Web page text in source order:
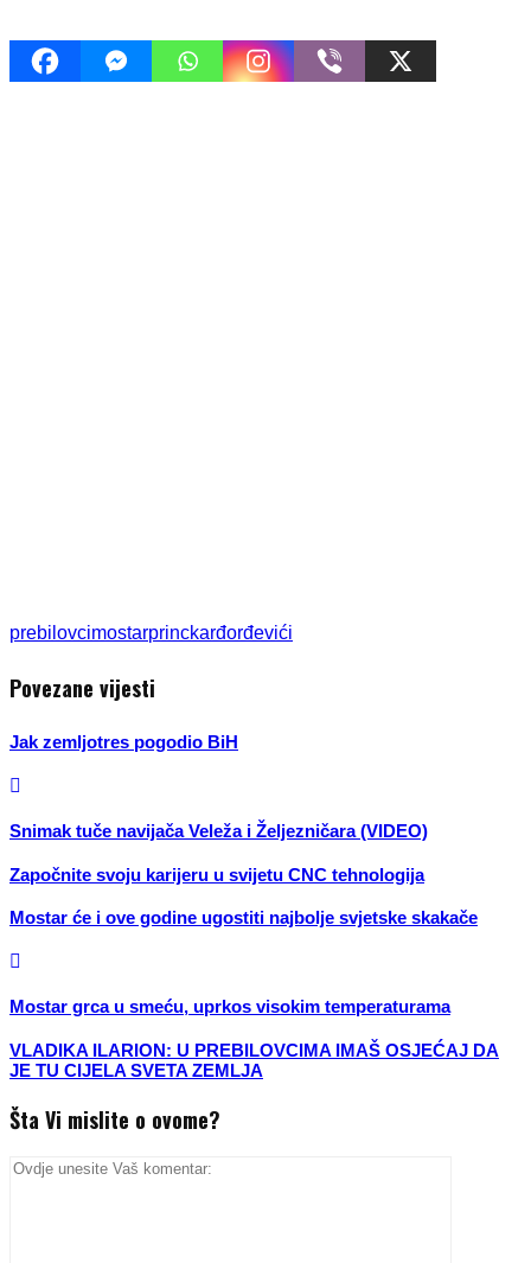
prebilovcimostarprinckarđorđevići
Povezane vijesti
Jak zemljotres pogodio BiH
Snimak tuče navijača Veleža i Željezničara (VIDEO)
Započnite svoju karijeru u svijetu CNC tehnologija
Mostar će i ove godine ugostiti najbolje svjetske skakače
Mostar grca u smeću, uprkos visokim temperaturama
VLADIKA ILARION: U PREBILOVCIMA IMAŠ OSJEĆAJ DA
JE TU CIJELA SVETA ZEMLJA
Šta Vi mislite o ovome?